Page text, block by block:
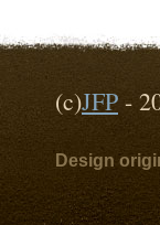
(c)JFP -
Design